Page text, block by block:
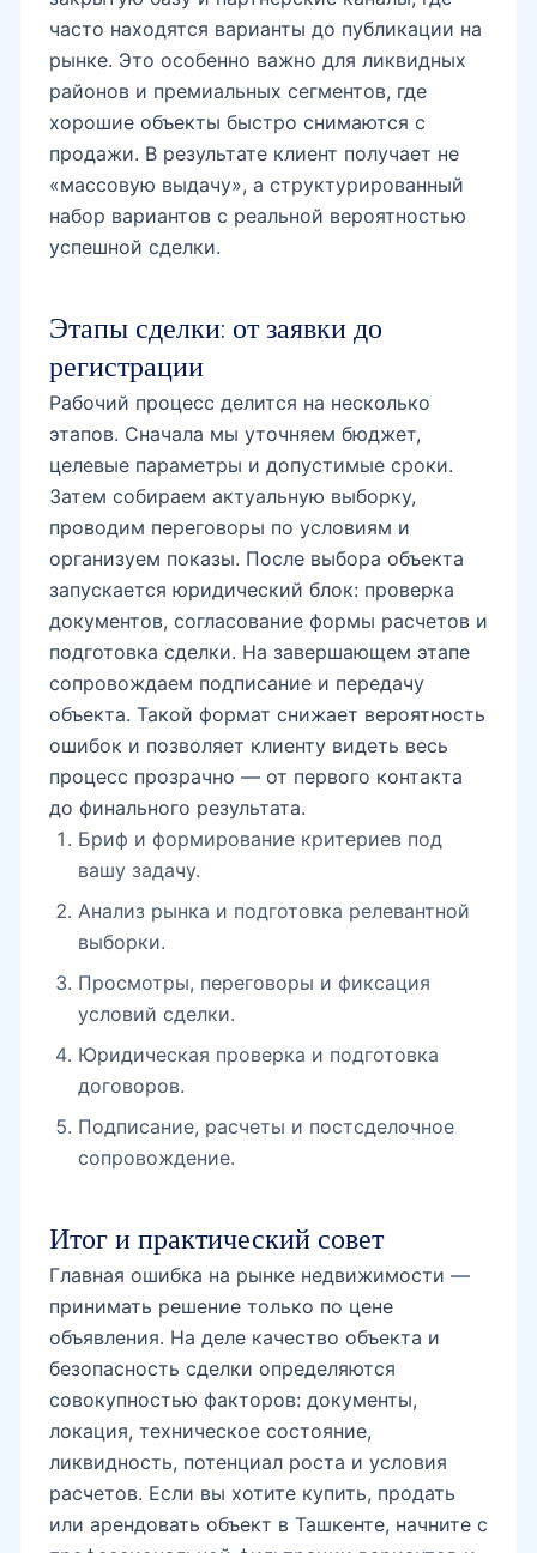
часто находятся варианты до публикации на
рынке. Это особенно важно для ликвидных
районов и премиальных сегментов, где
хорошие объекты быстро снимаются с
продажи. В результате клиент получает не
«массовую выдачу», а структурированный
набор вариантов с реальной вероятностью
успешной сделки.
Этапы сделки: от заявки до
регистрации
Рабочий процесс делится на несколько
этапов. Сначала мы уточняем бюджет,
целевые параметры и допустимые сроки.
Затем собираем актуальную выборку,
проводим переговоры по условиям и
организуем показы. После выбора объекта
запускается юридический блок: проверка
документов, согласование формы расчетов и
подготовка сделки. На завершающем этапе
сопровождаем подписание и передачу
объекта. Такой формат снижает вероятность
ошибок и позволяет клиенту видеть весь
процесс прозрачно — от первого контакта
до финального результата.
Бриф и формирование критериев под
вашу задачу.
Анализ рынка и подготовка релевантной
выборки.
Просмотры, переговоры и фиксация
условий сделки.
Юридическая проверка и подготовка
договоров.
Подписание, расчеты и постсделочное
сопровождение.
Итог и практический совет
Главная ошибка на рынке недвижимости —
принимать решение только по цене
объявления. На деле качество объекта и
безопасность сделки определяются
совокупностью факторов: документы,
локация, техническое состояние,
ликвидность, потенциал роста и условия
расчетов. Если вы хотите купить, продать
или арендовать объект в Ташкенте, начните с